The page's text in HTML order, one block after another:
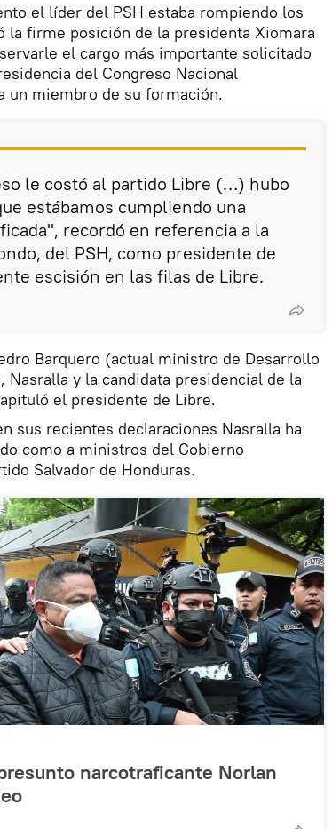
el líder del PSH estaba rompiendo los
la firme posición de la presidenta Xiomara
el cargo más importante solicitado
del Congreso Nacional
un miembro de su formación.
le costó al partido Libre (…) hubo
estábamos cumpliendo una
recordó en referencia a la
del PSH, como presidente de
escisión en las filas de Libre.
Barquero (actual ministro de Desarrollo
Nasralla y la candidata presidencial de la
el presidente de Libre.
sus recientes declaraciones Nasralla ha
como a ministros del Gobierno
Salvador de Honduras.
narcotraficante Norlan